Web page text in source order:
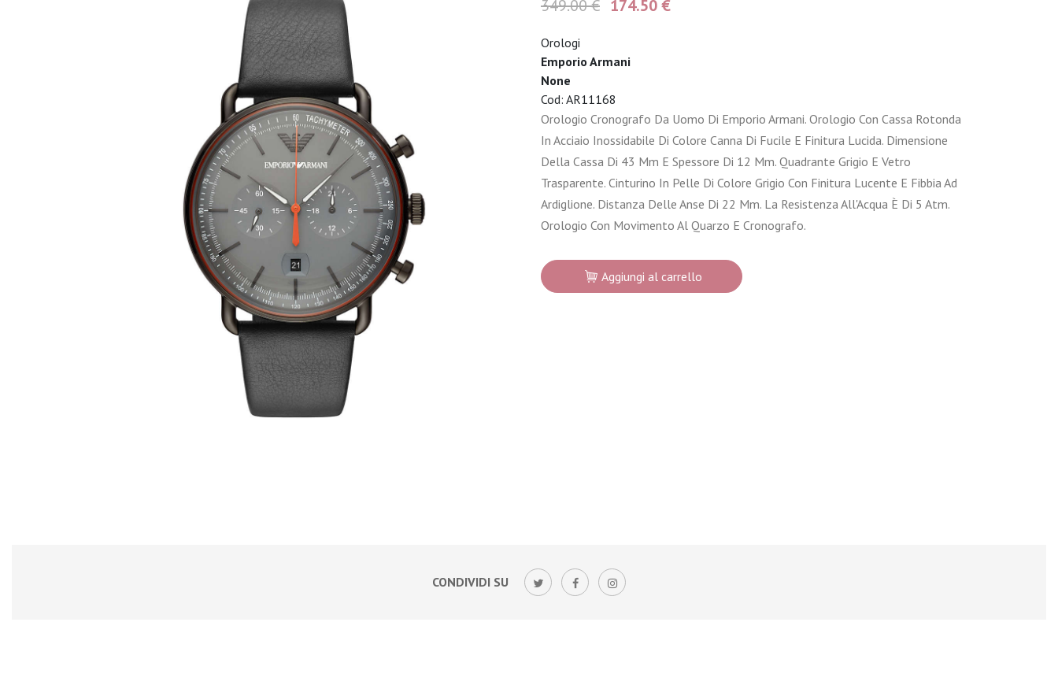
349.00 € 174.50 €
Orologi
Emporio Armani
None
Cod: AR11168
Orologio Cronografo Da Uomo Di Emporio Armani. Orologio Con Cassa Rotonda
In Acciaio Inossidabile Di Colore Canna Di Fucile E Finitura Lucida. Dimensione
Della Cassa Di 43 Mm E Spessore Di 12 Mm. Quadrante Grigio E Vetro
Trasparente. Cinturino In Pelle Di Colore Grigio Con Finitura Lucente E Fibbia Ad
Ardiglione. Distanza Delle Anse Di 22 Mm. La Resistenza All'Acqua È Di 5 Atm.
Orologio Con Movimento Al Quarzo E Cronografo.
Aggiungi al carrello
CONDIVIDI SU